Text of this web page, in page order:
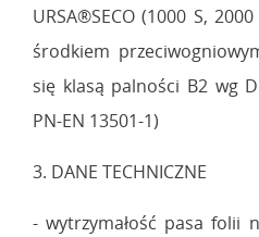
URSA®SECO (1000 S,
środkiem
się klasą palności B2 wg
PN-EN 13501-1)
3. DANE TECHNICZNE
- wytrzymałość pasa folii